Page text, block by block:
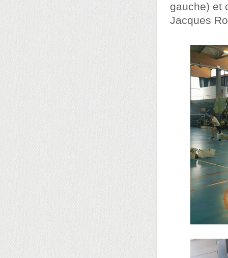
gauche) et
Jacques